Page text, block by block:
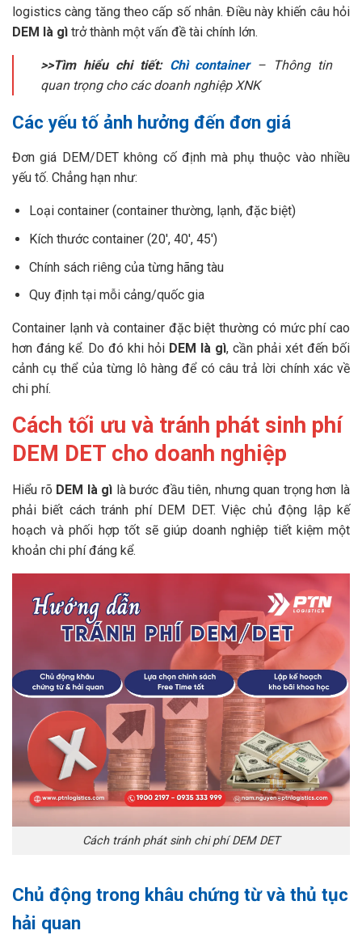
logistics càng tăng theo cấp số nhân. Điều này khiến câu hỏi
DEM là gì trở thành một vấn đề tài chính lớn.
>>Tìm hiểu chi tiết: Chì container– Thông tin
quan trọng cho các doanh nghiệp XNK
Các yếu tố ảnh hưởng đến đơn giá
Đơn giá DEM/DET không cố định mà phụ thuộc vào nhiều
yếu tố. Chẳng hạn như:
Loại container (container thường, lạnh, đặc biệt)
Kích thước container (20′, 40′, 45′)
Chính sách riêng của từng hãng tàu
Quy định tại mỗi cảng/quốc gia
Container lạnh và container đặc biệt thường có mức phí cao
hơn đáng kể. Do đó khi hỏi DEM là gì, cần phải xét đến bối
cảnh cụ thể của từng lô hàng để có câu trả lời chính xác về
chi phí.
Cách tối ưu và tránh phát sinh phí
DEM DET cho doanh nghiệp
Hiểu rõ DEM là gì là bước đầu tiên, nhưng quan trọng hơn là
phải biết cách tránh phí DEM DET. Việc chủ động lập kế
hoạch và phối hợp tốt sẽ giúp doanh nghiệp tiết kiệm một
khoản chi phí đáng kể.
Cách tránh phát sinh chi phí DEM DET
Chủ động trong khâu chứng từ và thủ tục
hải quan